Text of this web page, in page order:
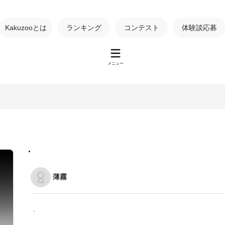
Kakuzooとは ランキング コンテスト 体験談応募
メニュー
.
薄霧